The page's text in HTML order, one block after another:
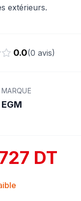
extérieurs.
0.0(0 avis)
MARQUE
EGM
DT